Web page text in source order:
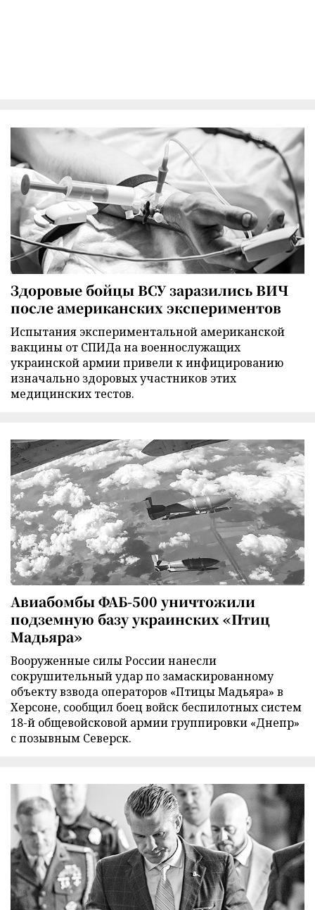
Здоровые бойцы ВСУ заразились ВИЧ
после американских экспериментов
Испытания экспериментальной американской
вакцины от СПИДа на военнослужащих
украинской армии привели к инфицированию
изначально здоровых участников этих
медицинских тестов.
Авиабомбы ФАБ-500 уничтожили
подземную базу украинских «Птиц
Мадьяра»
Вооруженные силы России нанесли
сокрушительный удар по замаскированному
объекту взвода операторов «Птицы Мадьяра» в
Херсоне, сообщил боец войск беспилотных систем
18-й общевойсковой армии группировки «Днепр»
с позывным Северск.